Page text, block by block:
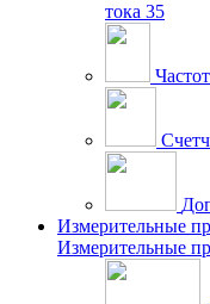
тока 35
Измерительные
Измерительные